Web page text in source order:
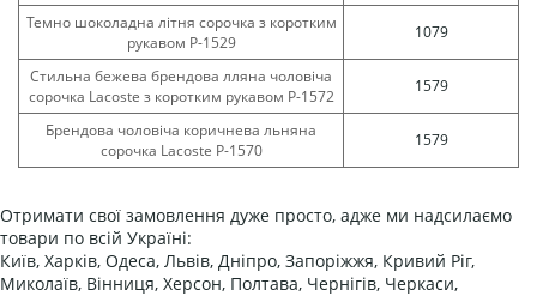
Темно шоколадна літня сорочка з коротким
рукавом Р-1529
1079
Стильна бежева брендова лляна чоловіча
сорочка Lacoste з коротким рукавом Р-1572
1579
Брендова чоловіча коричнева льняна
сорочка Lacoste Р-1570
1579
Отримати свої замовлення дуже просто, адже ми надсилаємо
товари по всій Україні:
Київ, Харків, Одеса, Львів, Дніпро, Запоріжжя, Кривий Ріг,
Миколаїв, Вінниця, Херсон, Полтава, Чернігів, Черкаси,